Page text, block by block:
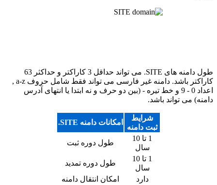
طول دامنه های SITE. می تواند حداقل 3 کاراکتر و حداکثر 63
کاراکتر باشد. دامنه غیر فارسی می تواند فقط شامل حروف a-z ,
اعداد 0 - 9 و خط تیره - (بین دو حرف و نه ابتدا یا انتهای آدرس
دامنه) می تواند باشد.
شرایط
ثبت دامنه
امکانات دامنه SITE.
1 تا 10
سال
طول دوره ثبت
1 تا 10
سال
طول دوره تمدید
دارد
امکان انتقال دامنه